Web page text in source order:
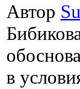
Автор
в